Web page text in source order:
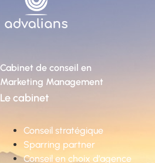
Cabinet de conseil en
Marketing Management
Le cabinet
Conseil stratégique
Sparring partner
Conseil en choix d’agence